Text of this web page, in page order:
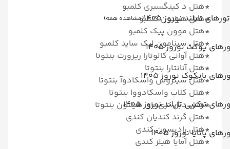
تورهای تایلند نوروز 1405 (مشاهده همه)
پوکت نوروز 1405
بانکوک نوروز 1405
ترکیبی تایلند نوروز 1405
پاتایا نوروز 1405
*هتل د کینگسبری کلمبو
*هتل هیلتون کلمبو
*هتل موون پیک کلمبو
*هتل سینامون لیک ساید کلمبو
*هتل آوانی کالوتارا ریزورت بنتوتا
*هتل آنانتارا بنتوتا
*هتل سیتروس واسکادوآ بنتوتا
*هتل کلاب واسکادووا بنتوتا
*هتل دبل تری بای هیلتون بنتوتا
*هتل گرند کندیان کندی
*هتل رادیسون کندی
*هتل آمایا هیلز کندی